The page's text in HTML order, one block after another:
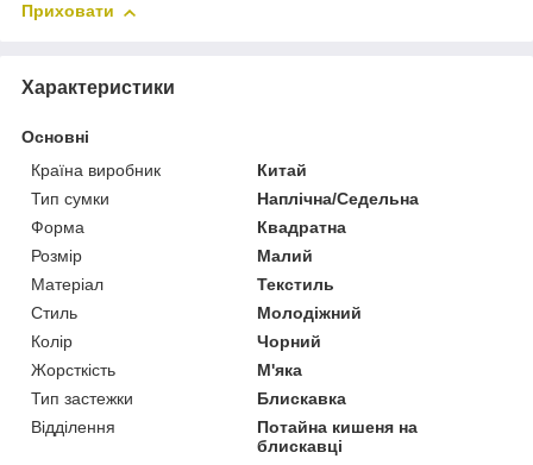
Приховати
Характеристики
Основні
Країна виробник
Китай
Тип сумки
Наплічна/Седельна
Форма
Квадратна
Розмір
Малий
Матеріал
Текстиль
Стиль
Молодіжний
Колір
Чорний
Жорсткість
М'яка
Тип застежки
Блискавка
Відділення
Потайна кишеня на
блискавці